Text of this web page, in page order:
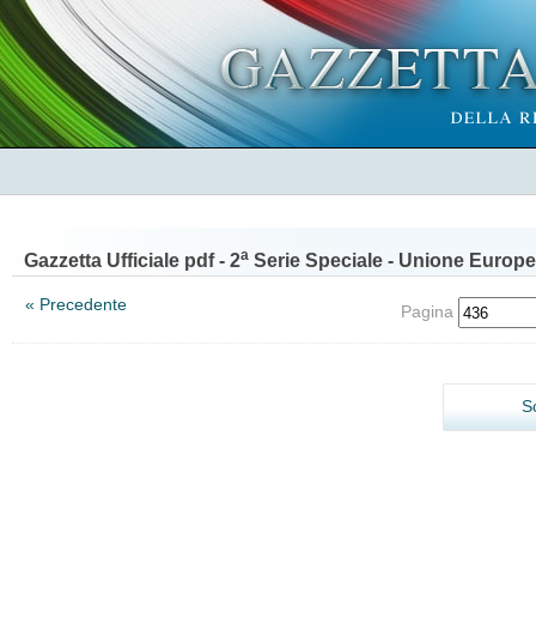
Gazzetta Ufficiale pdf - 2a Serie Speciale - Unione
« Precedente Pagina